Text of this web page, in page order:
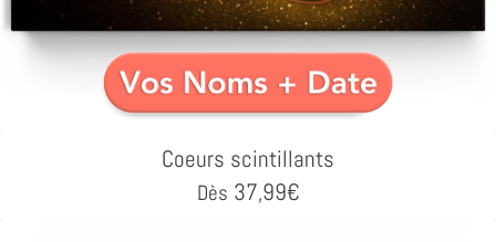
Coeurs scintillants
Dès 37,99€